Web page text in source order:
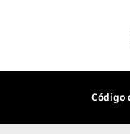
Código